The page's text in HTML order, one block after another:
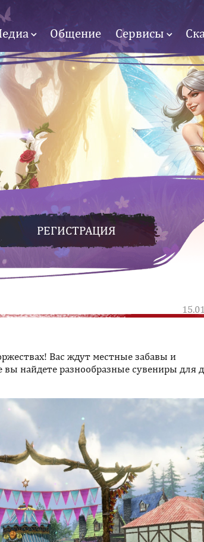
Общение Сервисы
РЕГИСТРАЦИЯ
Вас ждут местные забавы и
найдете разнообразные сувениры для